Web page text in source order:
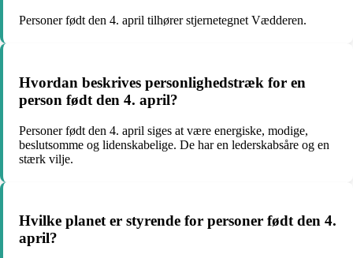
Personer født den 4. april tilhører stjernetegnet Vædderen.
Hvordan beskrives personlighedstræk for en
person født den 4. april?
Personer født den 4. april siges at være energiske, modige,
beslutsomme og lidenskabelige. De har en lederskabsåre og en
stærk vilje.
Hvilke planet er styrende for personer født den 4.
april?